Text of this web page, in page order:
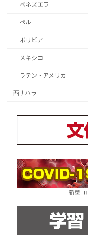
ベネズエラ
ペルー
ボリビア
メキシコ
ラテン・アメリカ
西サハラ
新型コ